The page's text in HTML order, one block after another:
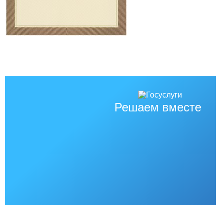
Решаем вместе